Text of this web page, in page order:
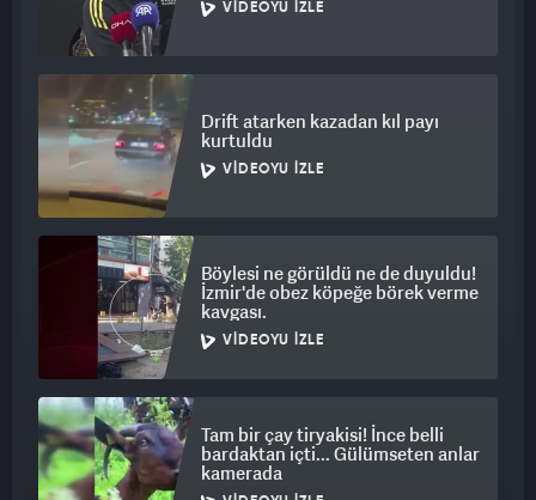
VIDEOYU İZLE
Drift atarken kazadan kıl payı
kurtuldu
VIDEOYU İZLE
Böylesi ne görüldü ne de duyuldu!
İzmir'de obez köpeğe börek verme
kavgası.
VIDEOYU İZLE
Tam bir çay tiryakisi! İnce belli
bardaktan içti... Gülümseten anlar
kamerada